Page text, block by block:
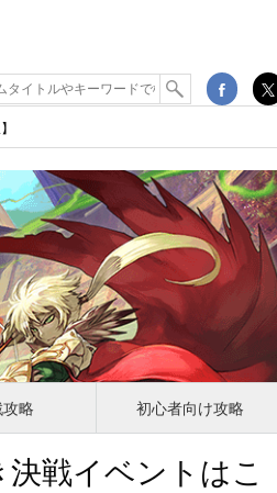
略 初心者向け攻略
戦イベントはこ